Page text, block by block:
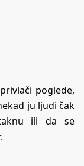
poglede,
ju ljudi čak
ili da se